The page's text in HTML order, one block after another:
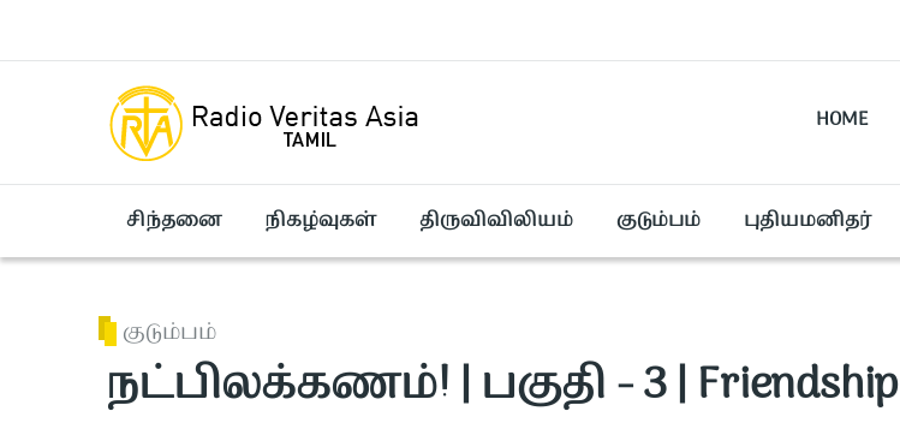
HOME
சிந்தனை நிகழ்வுகள் திருவிவிலியம் குடும்பம் புதியமனிதர்
குடும்பம்
நட்பிலக்கணம்! | பகுதி - 3 | Friendship